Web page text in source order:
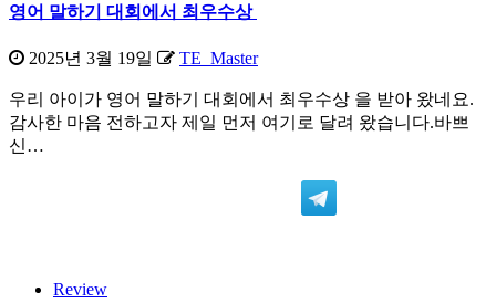
영어 말하기 대회에서 최우수상
2025년 3월 19일 TE_Master
우리 아이가 영어 말하기 대회에서 최우수상 을 받아 왔네요.
감사한 마음 전하고자 제일 먼저 여기로 달려 왔습니다.바쁘
신…
Review